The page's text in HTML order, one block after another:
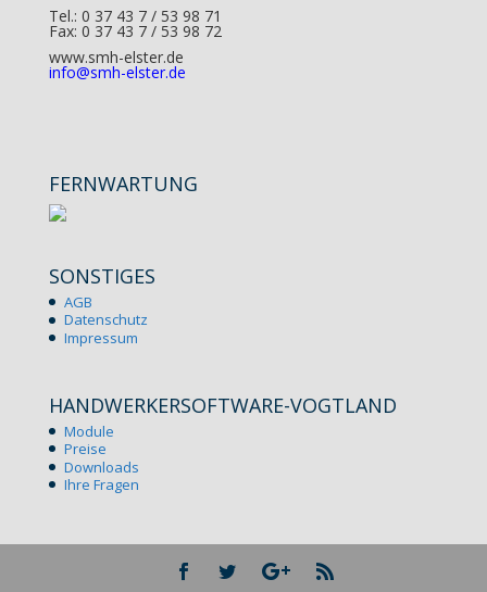
Tel.: 0 37 43 7 / 53 98 71
Fax: 0 37 43 7 / 53 98 72
www.smh-elster.de
info@smh-elster.de
FERNWARTUNG
SONSTIGES
AGB
Datenschutz
Impressum
HANDWERKERSOFTWARE-VOGTLAND
Module
Preise
Downloads
Ihre Fragen